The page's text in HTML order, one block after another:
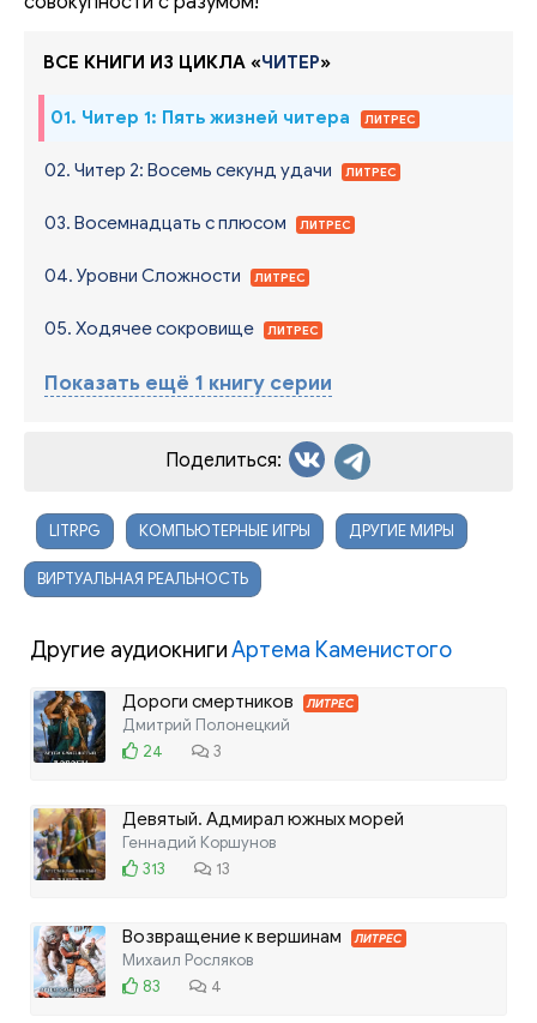
ВСЕ КНИГИ ИЗ ЦИКЛА «ЧИТЕР»
01. Читер 1: Пять жизней читера ЛИТРЕС
02. Читер 2: Восемь секунд удачи ЛИТРЕС
03. Восемнадцать с плюсом ЛИТРЕС
04. Уровни Сложности ЛИТРЕС
05. Ходячее сокровище ЛИТРЕС
Показать ещё 1 книгу серии
Поделиться:
LITRPG КОМПЬЮТЕРНЫЕ ИГРЫ ДРУГИЕ МИРЫ
ВИРТУАЛЬНАЯ РЕАЛЬНОСТЬ
Другие аудиокнигиАртема Каменистого
Дороги смертников ЛИТРЕС
Дмитрий Полонецкий
24
3
Девятый. Адмирал южных морей
Геннадий Коршунов
313
13
Возвращение к вершинам ЛИТРЕС
Михаил Росляков
83
4